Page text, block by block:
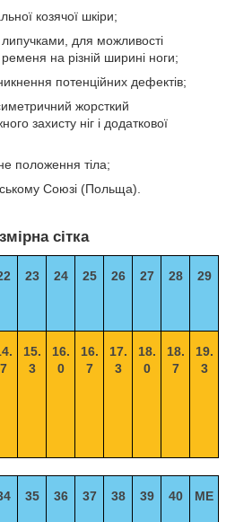
козячої шкіри;
липучками, для можливості
на різній ширині ноги;
потенційних дефектів;
жорсткий
захисту ніг і додаткової
положення тіла;
Союзі (Польща).
сітка
23 24 25 26 27 28 29
7
15.
3
16.
0
16.
7
17.
3
18.
0
18.
7
19.
3
35 36 37 38 39 40 ME